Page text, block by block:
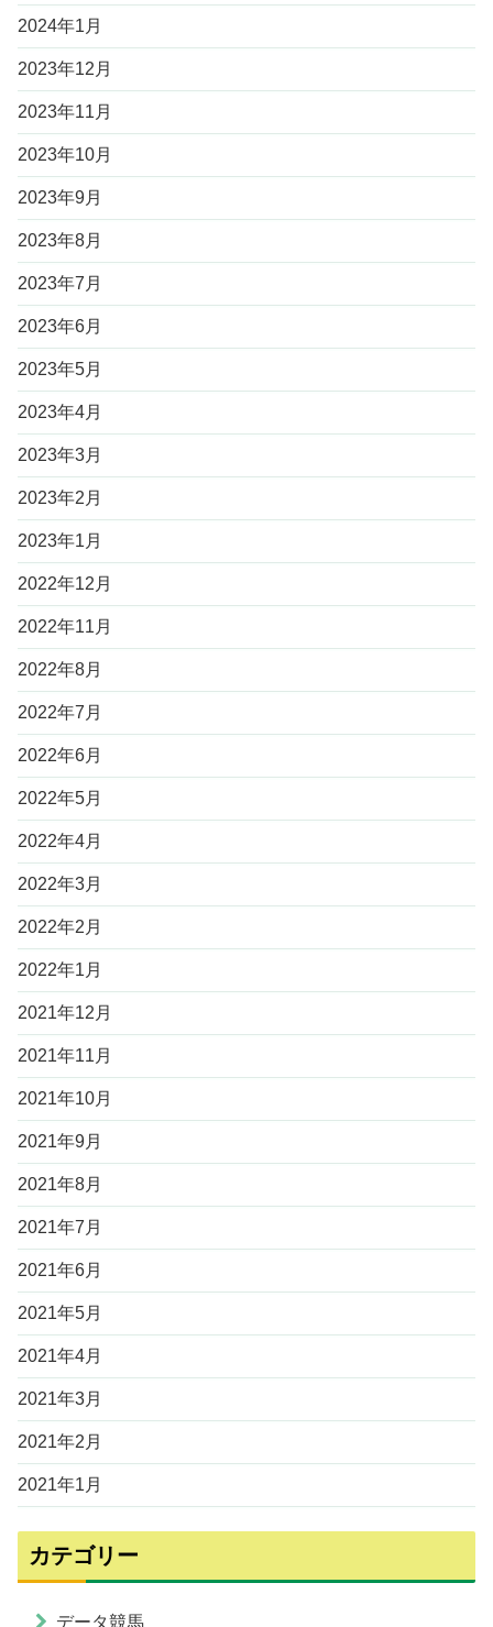
2024年1月
2023年12月
2023年11月
2023年10月
2023年9月
2023年8月
2023年7月
2023年6月
2023年5月
2023年4月
2023年3月
2023年2月
2023年1月
2022年12月
2022年11月
2022年8月
2022年7月
2022年6月
2022年5月
2022年4月
2022年3月
2022年2月
2022年1月
2021年12月
2021年11月
2021年10月
2021年9月
2021年8月
2021年7月
2021年6月
2021年5月
2021年4月
2021年3月
2021年2月
2021年1月
カテゴリー
データ競馬